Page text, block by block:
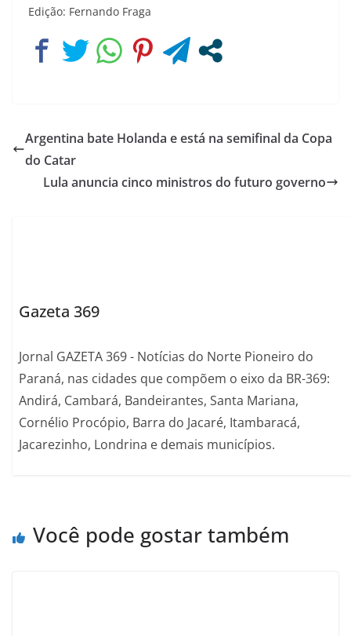
Edição: Fernando Fraga
Argentina bate Holanda e está na semifinal da Copa
do Catar
Lula anuncia cinco ministros do futuro governo
Gazeta 369
Jornal GAZETA 369 - Notícias do Norte Pioneiro do
Paraná, nas cidades que compõem o eixo da BR-369:
Andirá, Cambará, Bandeirantes, Santa Mariana,
Cornélio Procópio, Barra do Jacaré, Itambaracá,
Jacarezinho, Londrina e demais municípios.
Você pode gostar também